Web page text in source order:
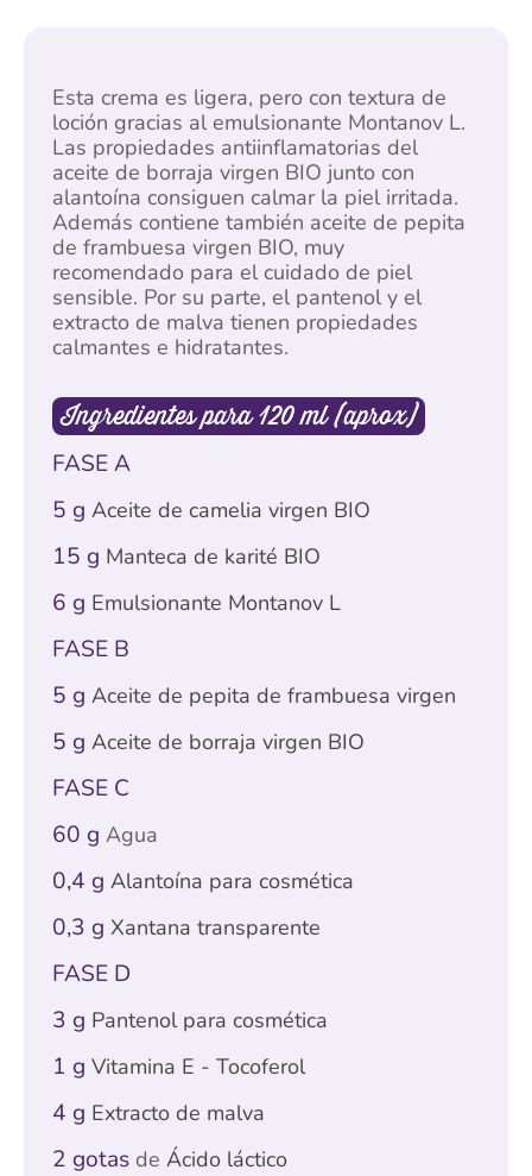
Esta crema es ligera, pero con textura de
loción gracias al emulsionante Montanov L.
Las propiedades antiinflamatorias del
aceite de borraja virgen BIO junto con
alantoína consiguen calmar la piel irritada.
Además contiene también aceite de pepita
de frambuesa virgen BIO, muy
recomendado para el cuidado de piel
sensible. Por su parte, el pantenol y el
extracto de malva tienen propiedades
calmantes e hidratantes.
Ingredientes para 120 ml (aprox)
FASE A
5 g Aceite de camelia virgen BIO
15 g Manteca de karité BIO
6 g Emulsionante Montanov L
FASE B
5 g Aceite de pepita de frambuesa virgen
5 g Aceite de borraja virgen BIO
FASE C
60 g Agua
0,4 g Alantoína para cosmética
0,3 g Xantana transparente
FASE D
3 g Pantenol para cosmética
1 g Vitamina E - Tocoferol
4 g Extracto de malva
2 gotas de Ácido láctico